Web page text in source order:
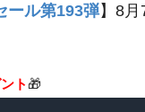
ール第193弾】8月
ト 🎁